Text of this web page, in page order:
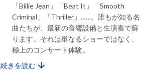
「Billie Jean」「Beat It」「Smooth
Criminal」「Thriller」……。誰もが知る名
曲たちが、最新の音響設備と生演奏で蘇
ります。それは単なるショーではなく、
極上のコンサート体験。
続きを読む